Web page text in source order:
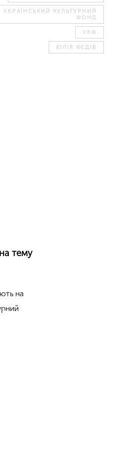
УКРАЇНСЬКИЙ КУЛЬТУРНИЙ
ФОНД
УКФ
ЮЛІЯ ФЕДІВ
тему
на